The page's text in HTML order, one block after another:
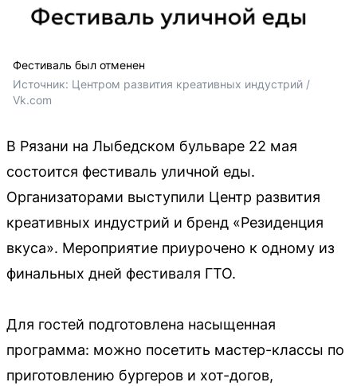
Фестиваль был отменен
Источник: Центром развития креативных индустрий /
Vk.com
В Рязани на Лыбедском бульваре 22 мая
состоится фестиваль уличной еды.
Организаторами выступили Центр развития
креативных индустрий и бренд «Резиденция
вкуса». Мероприятие приурочено к одному из
финальных дней фестиваля ГТО.
Для гостей подготовлена насыщенная
программа: можно посетить мастер-классы по
приготовлению бургеров и хот-догов,